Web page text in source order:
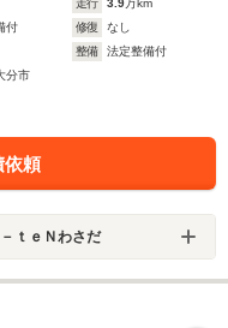
走行 3.9万km
付 修復
なし
整備
法定整備付
分市
依頼
ｔｅＮわさだ